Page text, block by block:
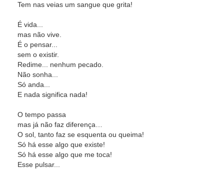
Tem nas veias um sangue que grita!
É vida...
mas não vive.
É o pensar...
sem o existir.
Redime... nenhum pecado.
Não sonha...
Só anda...
E nada significa nada!
O tempo passa
mas já não faz diferença…
O sol, tanto faz se esquenta ou queima!
Só há esse algo que existe!
Só há esse algo que me toca!
Esse pulsar...